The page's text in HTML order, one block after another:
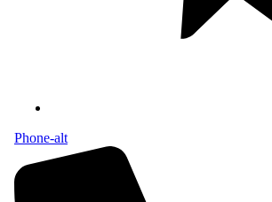
Phone-alt